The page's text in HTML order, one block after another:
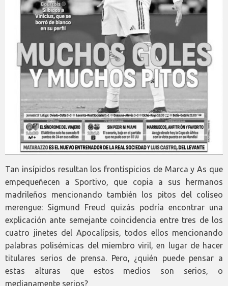
Tan insípidos resultan los frontispicios de Marca y As que
empequeñecen a Sportivo, que copia a sus hermanos
madrileños mencionando también los pitos del coliseo
merengue: Sigmund Freud quizás podría encontrar una
explicación ante semejante coincidencia entre tres de los
cuatro jinetes del Apocalípsis, todos ellos mencionando
palabras polisémicas del miembro viril, en lugar de hacer
titulares serios de prensa. Pero, ¿quién puede pensar a
estas alturas que estos medios son serios, o
medianamente serios?